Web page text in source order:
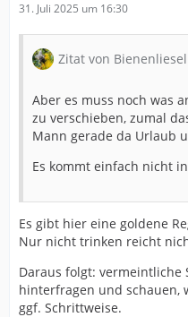
31. Juli 2025 um 16:30
Zitat von Bienenliesel
Aber es muss noch was
zu verschieben, zumal
Mann gerade da Urlaub
Es kommt einfach nicht
Es gibt hier eine goldene
Nur nicht trinken reicht
Daraus folgt: vermeintliche
hinterfragen und schauen,
ggf. Schrittweise.